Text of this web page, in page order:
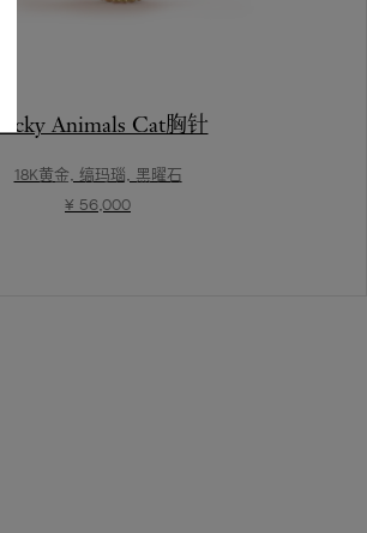
Lucky Animals Cat胸针
18K黄金, 缟玛瑙, 黑曜石
¥ 56,000